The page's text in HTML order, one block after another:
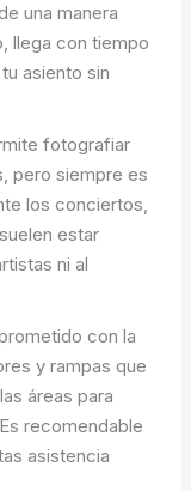
una manera
llega con tiempo
asiento sin
fotografiar
pero siempre es
los conciertos,
estar
ni al
con la
y rampas que
áreas para
recomendable
asistencia